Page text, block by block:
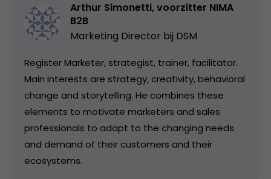
Arthur Simonetti, voorzitter NIMA
B2B
Marketing Director bij DSM
Register Marketer, strategist, trainer, facilitator.
Main interests are strategy, creativity, behavioral
change and storytelling. He combines these
elements to motivate marketers and sales
professionals to adapt to the changing needs
and demand of their customers and their
ecosystems.